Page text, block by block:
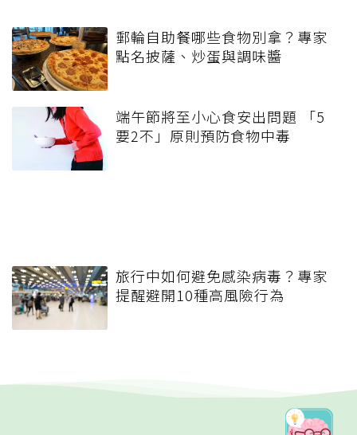
郵輪自助餐哪些食物別拿？專家
點名披薩、炒蛋與調味醬
端午節將至小心食安出問題 「5
要2不」原則預防食物中毒
旅行中如何避免感染病毒？專家
提醒避開10種高風險行為